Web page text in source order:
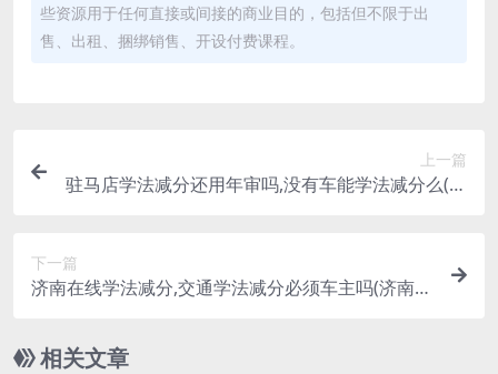
些资源用于任何直接或间接的商业目的，包括但不限于出
售、出租、捆绑销售、开设付费课程。
上一篇
驻马店学法减分还用年审吗,没有车能学法减分么(学
下一篇
济南在线学法减分,交通学法减分必须车主吗(济南学
相关文章